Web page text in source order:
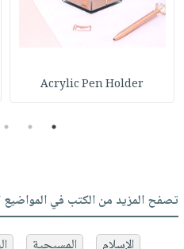
Acrylic Pen Holder
1
2
3
تصفح المزيد من الكتب في المواضيع